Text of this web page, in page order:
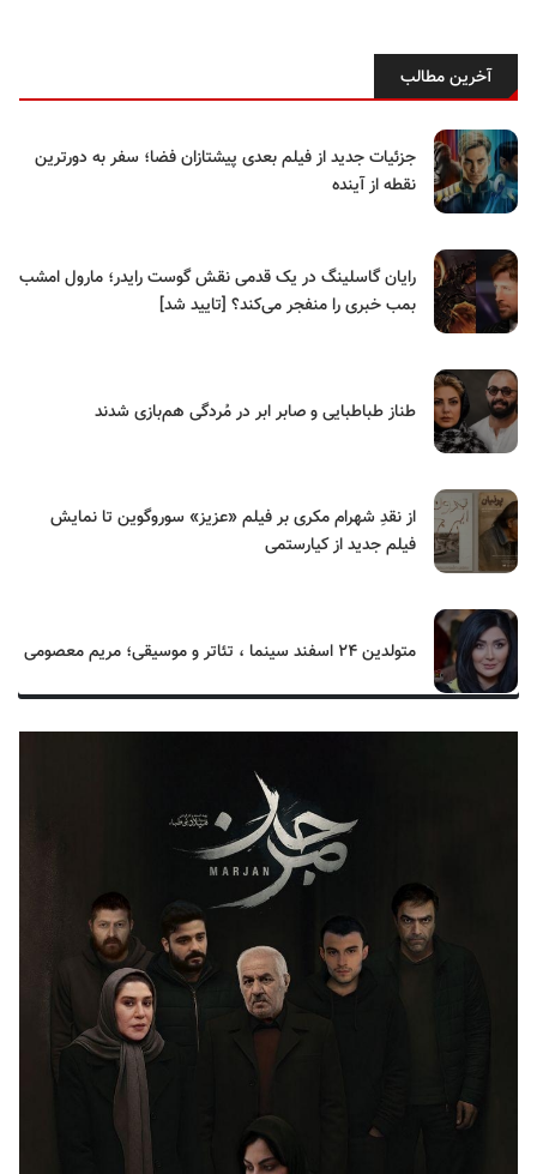
آخرین مطالب
جزئیات جدید از فیلم بعدی پیشتازان فضا؛ سفر به دورترین
نقطه از آینده
رایان گاسلینگ در یک قدمی نقش گوست رایدر؛ مارول امشب
بمب خبری را منفجر می‌کند؟ [تایید شد]
طناز طباطبایی و صابر ابر در مُردگی هم‌بازی شدند
از نقدِ شهرام مکری بر فیلم «عزیز» سوروگوین تا نمایش
فیلم جدید از کیارستمی
متولدین ۲۴ اسفند سینما ، تئاتر و موسیقی؛ مریم معصومی